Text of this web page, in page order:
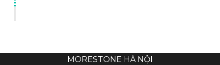
MORESTONE HÀ NỘI